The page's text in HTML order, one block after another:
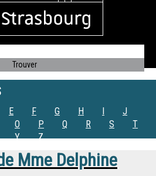
E F G H I
J
O P Q R S
T
Y Z
Mme Delphine